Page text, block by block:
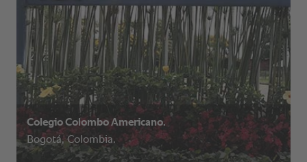
Colegio Colombo Americano.
Bogotá, Colombia.